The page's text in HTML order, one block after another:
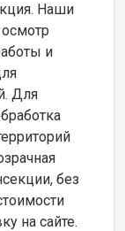
Наши
и
Для
без
на сайте.